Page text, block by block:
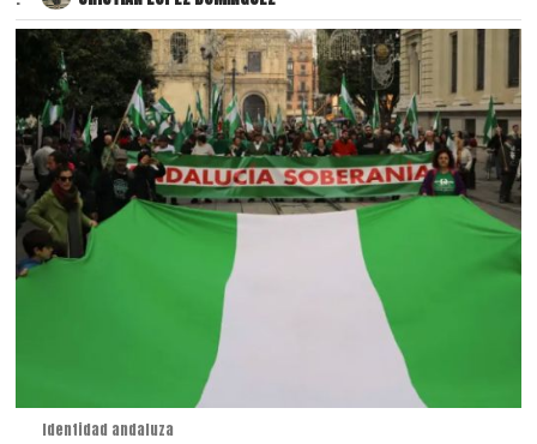
Identidad andaluza